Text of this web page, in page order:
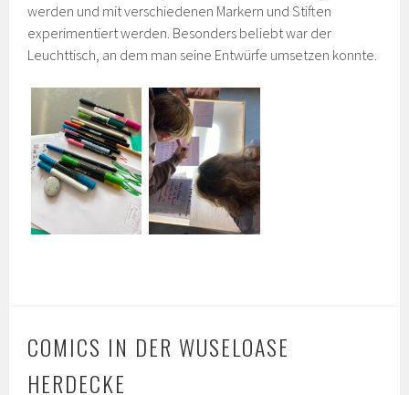
werden und mit verschiedenen Markern und Stiften
experimentiert werden. Besonders beliebt war der
Leuchttisch, an dem man seine Entwürfe umsetzen konnte.
COMICS IN DER WUSELOASE
HERDECKE